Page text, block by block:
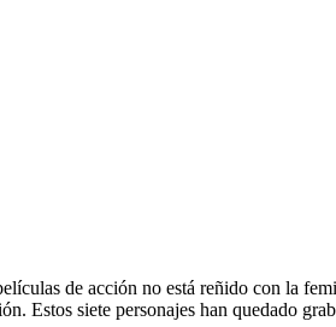
de acción no está reñido con la
Estos siete personajes han quedado